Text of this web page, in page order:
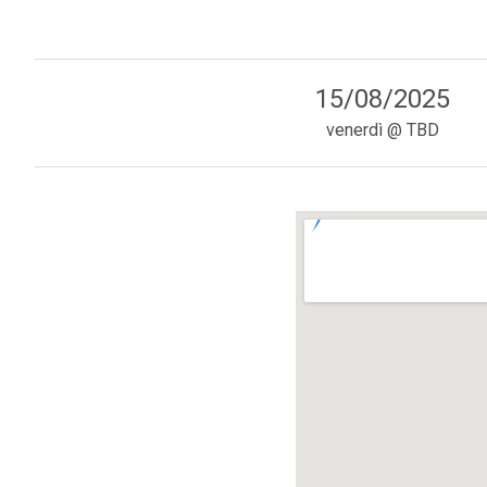
15/08/2025
venerdì @ TBD